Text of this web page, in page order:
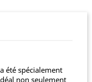
été spécialement
non seulement